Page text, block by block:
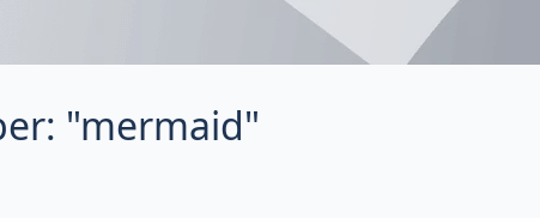
"mermaid"